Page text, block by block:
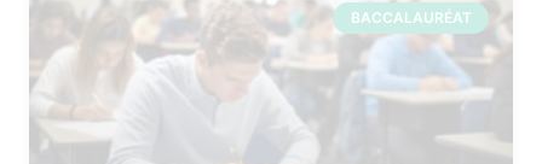
BACCALAURÉAT